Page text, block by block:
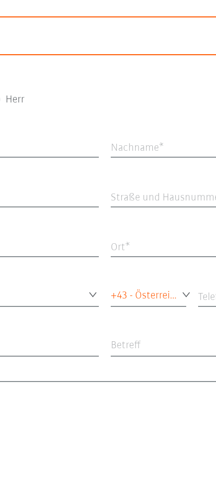
Herr
Nachname
Straße und
Ort
+43 - Österreich
Betreff